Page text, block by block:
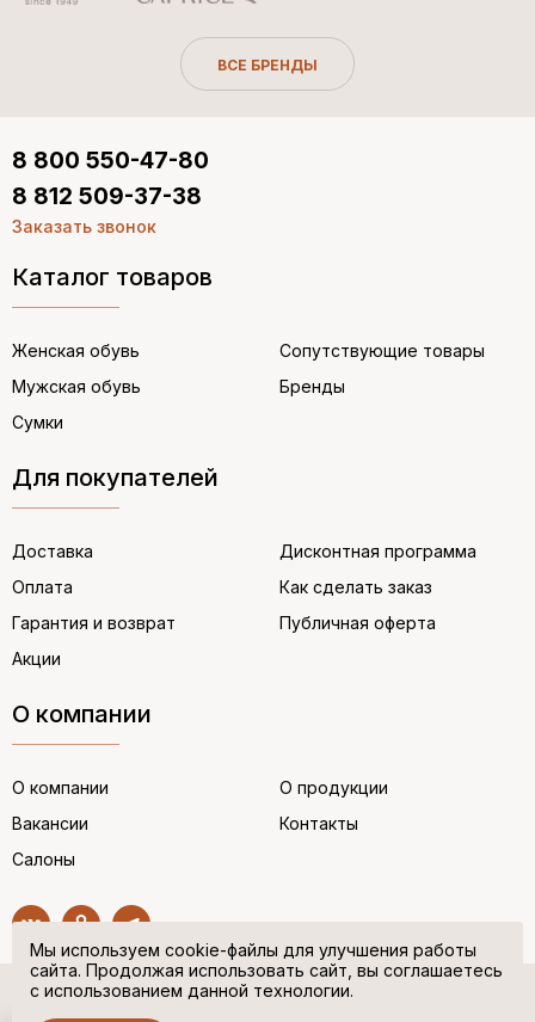
ВСЕ БРЕНДЫ
Каталог товаров
Женская обувь
Мужская обувь
Сумки
Сопутствующие товары
Бренды
Для покупателей
Доставка
Оплата
Гарантия и возврат
Акции
Дисконтная программа
Как сделать заказ
Публичная оферта
О компании
О компании
Вакансии
Салоны
О продукции
Контакты
8 800 550-47-80
8 812 509-37-38
Заказать звонок
© “НЕМЕЦКАЯ ОБУВЬ” 2017. Все права защищены.
Мы используем cookie-файлы для улучшения работы
сайта. Продолжая использовать сайт, вы соглашаетесь
с использованием данной технологии.